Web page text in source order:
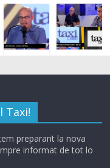
Taxi!
preparant la nova
informat de tot lo